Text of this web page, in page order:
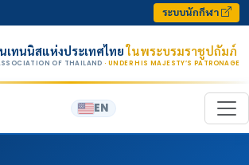
ระบบนักกีฬา
เทนนิสแห่งประเทศไทยในพระบรมราชูปถัมภ์
OF THAILAND · UNDER HIS MAJESTY’S PATRONAGE
EN